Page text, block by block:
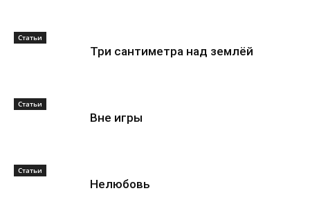
Статьи
Три сантиметра над землёй
Статьи
Вне игры
Статьи
Нелюбовь